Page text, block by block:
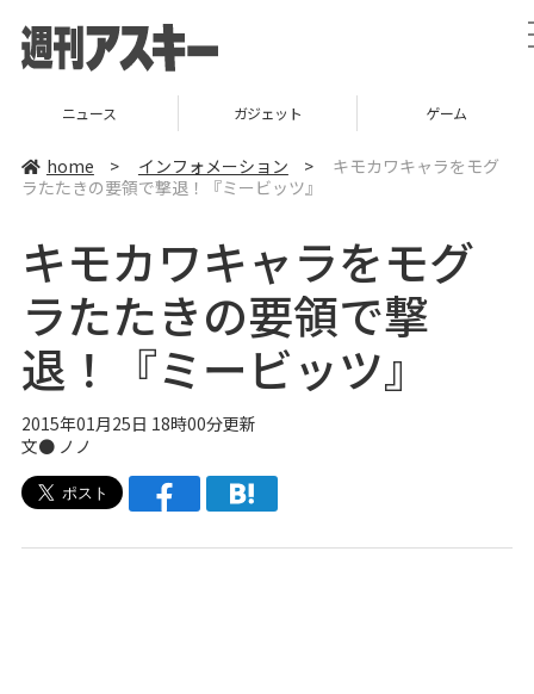
ニュース ガジェット ゲーム
home > インフォメーション >
キモカワキャラをモグ
ラたたきの要領で撃退！『ミービッツ』
キモカワキャラをモグ
ラたたきの要領で撃
退！『ミービッツ』
2015年01月25日 18時00分更新
文● ノノ